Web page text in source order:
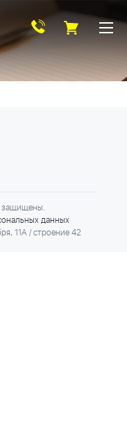
защищены.
данных
11А / строение 42